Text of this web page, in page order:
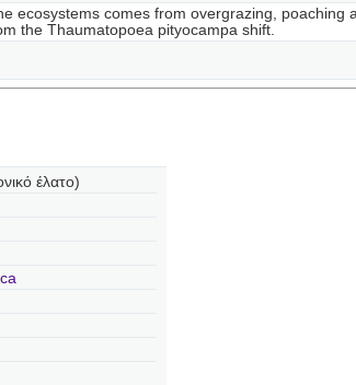
ecosystems comes from overgrazing,
the Thaumatopoea pityocampa shift.
έλατο)